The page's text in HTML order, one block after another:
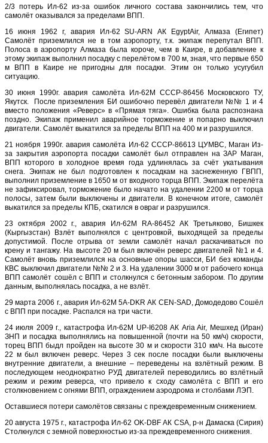
2/3 потерь Ил-62 из-за ошибок личного состава закончились тем, что
самолёт оказывался за пределами ВПП.
16 июня 1962 г, авария Ил-62 SU-ARN АК EgyptAir, Алмаза (Египет)
Самолёт приземлился не в том аэропорту, т.к. экипаж перепутал ВПП.
Полоса в аэропорту Алмаза была короче, чем в Каире, в добавление к
этому экипаж выполнил посадку с перелётом в 700 м, зная, что первые 650
м ВПП в Каире не пригодны для посадки. Этим он только усугубил
ситуацию.
30 июня 1990г. авария самолёта Ил-62М СССР-86456 Московского ТУ,
Якутск. После приземления БИ ошибочно перевёл двигатели №№ 1 и 4
вместо положения «Реверс» в «Прямая тяга». Ошибка была распознана
поздно. Экипаж применил аварийное торможение и попарно выключил
двигатели. Самолёт выкатился за пределы ВПП на 400 м и разрушился.
21 ноября 1990г. авария самолёта Ил-62 СССР-86613 ЦУМВС, Маган Из-
за закрытия аэропорта посадки самолёт был отправлен на ЗАР Маган,
ВПП которого в холодное время года удлинялась за счёт укатывания
снега. Экипаж не был подготовлен к посадкам на заснеженную ГВПП,
выполнил приземление в 1650 м от входного торца ВПП. Экипаж перелёта
не зафиксировал, торможение было начато на удалении 2200 м от торца
полосы, затем были выключены и двигатели. В конечном итоге, самолёт
выкатился за пределы КПБ, скатился в овраг и разрушился.
23 октября 2002 г., авария Ил-62М RA-86452 АК Третьяково, Бишкек
(Кыргызстан) Взлёт выполнялся с центровкой, выходящей за пределы
допустимой. После отрыва от земли самолёт начал раскачиваться по
крену и тангажу. На высоте 20 м был включён реверс двигателей №1 и 4.
Самолёт вновь приземлился на основные опоры шасси, БИ без команды
КВС выключил двигатели №№ 2 и 3. На удалении 3000 м от рабочего конца
ВПП самолёт сошёл с ВПП и столкнулся с бетонным забором. По другим
данным, выполнялась посадка, а не взлёт.
29 марта 2006 г., авария Ил-62М 5A-DKR АК CEN-SAD, Домодедово Сошёл
с ВПП при посадке. Распался на три части.
24 июля 2009 г., катастрофа Ил-62М UP-I6208 АК Aria Air, Мешхед (Иран)
ЗНП и посадка выполнялись на повышенной (почти на 50 км/ч) скорости,
торец ВПП быдл пройден на высоте 30 м и скорости 310 км/ч. На высоте
22 м был включен реверс. Через 3 сек после посадки были выключены
внутренние двигатели, а внешние – переведены на взлётный режим. В
последующем неоднократно РУД двигателей переводились во взлётный
режим и режим реверса, что привело к сходу самолёта с ВПП и его
столкновением с огнями ВПП, ограждением аэродрома и столбами ЛЭП.
Оставшиеся потери самолётов связаны с преждевременным снижением.
20 августа 1975 г., катастрофа Ил-62 OK-DBF АК CSA, р-н Дамаска (Сирия)
Столкнулся с земной поверхностью из-за преждевременного снижения.